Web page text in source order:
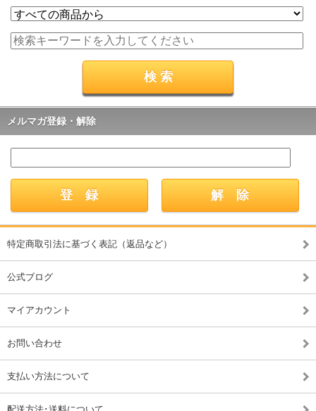
メルマガ登録・解除
特定商取引法に基づく表記（返品など）
公式ブログ
マイアカウント
お問い合わせ
支払い方法について